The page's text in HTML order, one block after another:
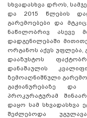
სხვადასხვა დროს,
და 2015 წლების
გარემოებები და
ნაწილობრივ ასევე
დადგენილებაში
ორგანოს აქვს უფლება,
დააზუსტოს
დანაშაულის
ზემოაღნიშნული
გაჭიანურებაზე
პროკურატურამ
დაყო სამ სხვადასხვა
შეძლებოდა